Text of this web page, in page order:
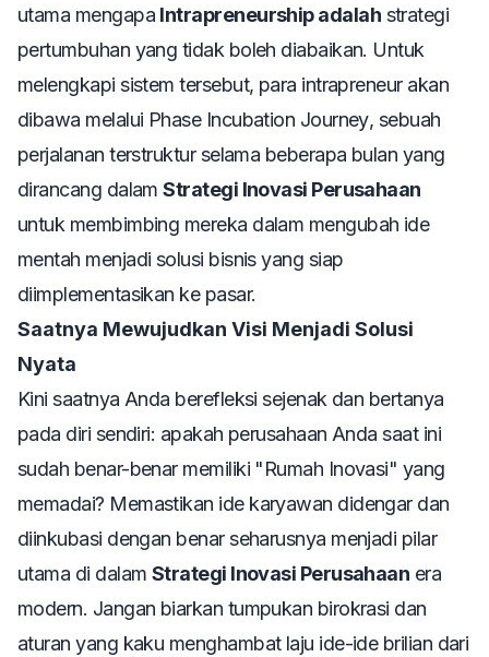
utama mengapa Intrapreneurship adalah strategi
pertumbuhan yang tidak boleh diabaikan. Untuk
melengkapi sistem tersebut, para intrapreneur akan
dibawa melalui Phase Incubation Journey, sebuah
perjalanan terstruktur selama beberapa bulan yang
dirancang dalamStrategi Inovasi Perusahaan
untuk membimbing mereka dalam mengubah ide
mentah menjadi solusi bisnis yang siap
diimplementasikan ke pasar.
Saatnya Mewujudkan Visi Menjadi Solusi
Nyata
Kini saatnya Anda berefleksi sejenak dan bertanya
pada diri sendiri: apakah perusahaan Anda saat ini
sudah benar-benar memiliki "Rumah Inovasi" yang
memadai? Memastikan ide karyawan didengar dan
diinkubasi dengan benar seharusnya menjadi pilar
utama di dalam Strategi Inovasi Perusahaan era
modern. Jangan biarkan tumpukan birokrasi dan
aturan yang kaku menghambat laju ide-ide brilian dari